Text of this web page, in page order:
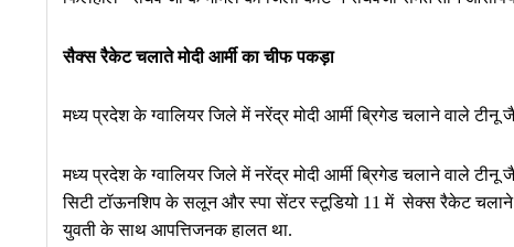
सैक्स रैकेट चलाते मोदी आर्मी का चीफ पकड़ा
मध्य प्रदेश के ग्वालियर जिले में नरेंद्र मोदी आर्मी ब्रिगेड चलाने वाले
मध्य प्रदेश के ग्वालियर जिले में नरेंद्र मोदी आर्मी ब्रिगेड चलाने वाले
सिटी टॉऊनशिप के सलून और स्पा सेंटर स्टूडियो 11 में सेक्स रैकेट
युवती के साथ आपत्तिजनक हालत था.